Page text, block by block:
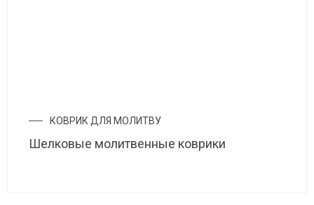
КОВРИК ДЛЯ МОЛИТВУ
Шелковые молитвенные коврики